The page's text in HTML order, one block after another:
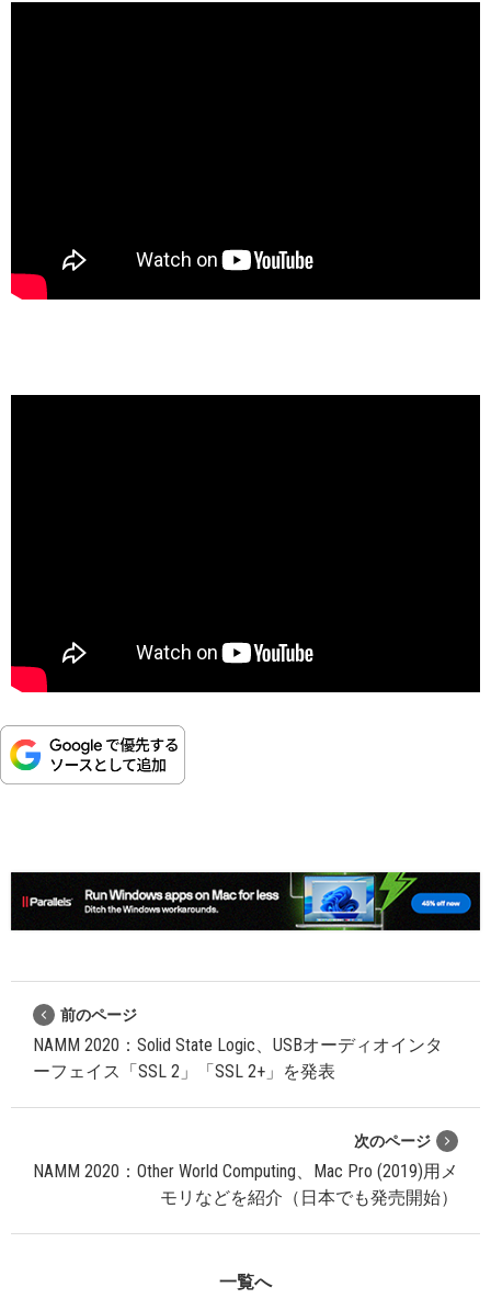
前のページ
NAMM 2020：Solid State Logic、USBオーディオインタ
ーフェイス「SSL 2」「SSL 2+」を発表
次のページ
NAMM 2020：Other World Computing、Mac Pro (2019)用メ
モリなどを紹介（日本でも発売開始）
一覧へ